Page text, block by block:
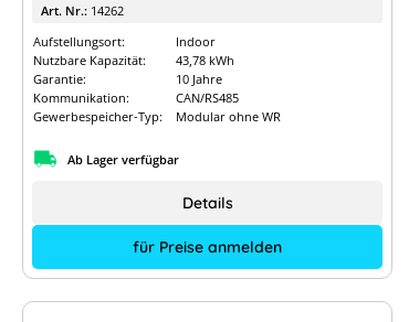
Art. Nr.: 14262
Aufstellungsort:
Indoor
Nutzbare Kapazität:
43,78 kWh
Garantie:
10 Jahre
Kommunikation:
CAN/RS485
Gewerbespeicher-Typ:
Modular ohne WR
Ab Lager verfügbar
für Preise anmelden
Details